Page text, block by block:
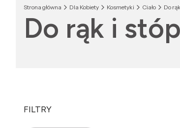
Strona główna Dla Kobiety Kosmetyki Ciało Do
Do rąk i stóp
FILTRY